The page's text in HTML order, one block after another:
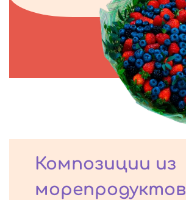
Композиции из
морепродуктов